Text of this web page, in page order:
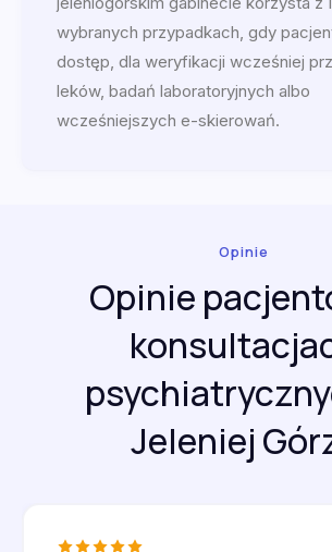
wybranych przypadkach, gdy
dostęp, dla weryfikacji wcześniej
leków, badań laboratoryjnych albo
wcześniejszych e-skierowań.
Opinie
Opinie
Jeleniej